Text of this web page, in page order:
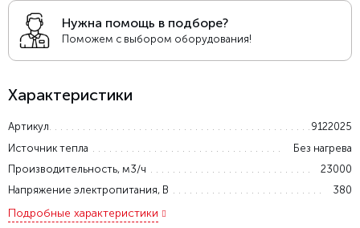
Нужна помощь в подборе?
Поможем с выбором оборудования!
Характеристики
Артикул
9122025
Источник тепла
Без нагрева
Производительность, м3/ч
23000
Напряжение электропитания, В
380
Подробные характеристики